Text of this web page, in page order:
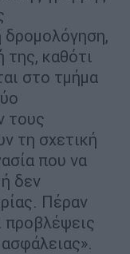
δρομολόγηση,
της, καθότι
στο τμήμα
τους
τη σχετική
που να
δεν
Πέραν
προβλέψεις